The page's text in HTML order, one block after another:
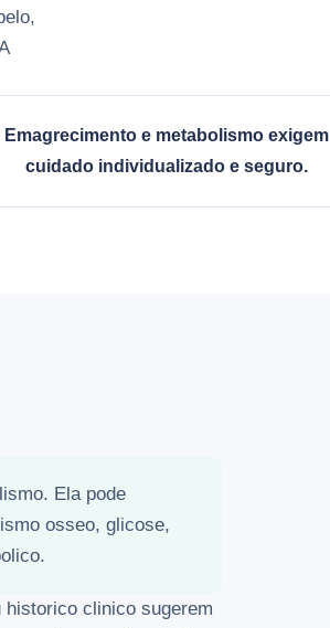
Emagrecimento e metabolismo exigem
cuidado individualizado e seguro.
Ela pode
osseo, glicose,
historico clinico sugerem